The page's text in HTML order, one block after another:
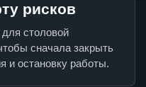
рисков
столовой
сначала закрыть
и остановку работы.